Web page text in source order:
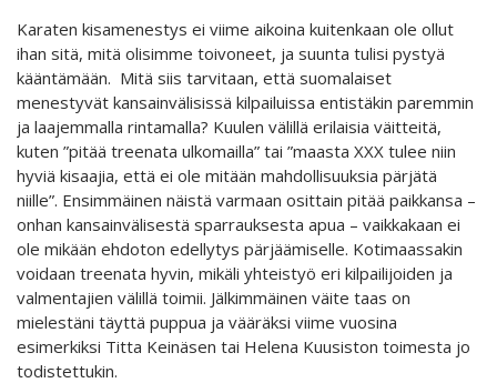
Karaten kisamenestys ei viime aikoina kuitenkaan ole ollut
ihan sitä, mitä olisimme toivoneet, ja suunta tulisi pystyä
kääntämään. Mitä siis tarvitaan, että suomalaiset
menestyvät kansainvälisissä kilpailuissa entistäkin paremmin
ja laajemmalla rintamalla? Kuulen välillä erilaisia väitteitä,
kuten ”pitää treenata ulkomailla” tai ”maasta XXX tulee niin
hyviä kisaajia, että ei ole mitään mahdollisuuksia pärjätä
niille”. Ensimmäinen näistä varmaan osittain pitää paikkansa –
onhan kansainvälisestä sparrauksesta apua – vaikkakaan ei
ole mikään ehdoton edellytys pärjäämiselle. Kotimaassakin
voidaan treenata hyvin, mikäli yhteistyö eri kilpailijoiden ja
valmentajien välillä toimii. Jälkimmäinen väite taas on
mielestäni täyttä puppua ja vääräksi viime vuosina
esimerkiksi Titta Keinäsen tai Helena Kuusiston toimesta jo
todistettukin.